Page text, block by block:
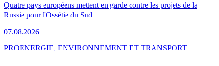
Quatre pays européens mettent en garde contre les projets de la
Russie pour l'Ossétie du Sud
07.08.2026
PROENERGIE, ENVIRONNEMENT ET TRANSPORT